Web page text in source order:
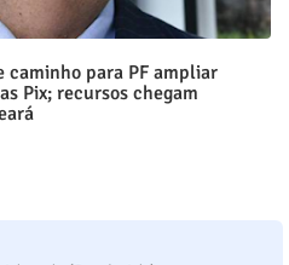
caminho para PF ampliar
Pix; recursos chegam